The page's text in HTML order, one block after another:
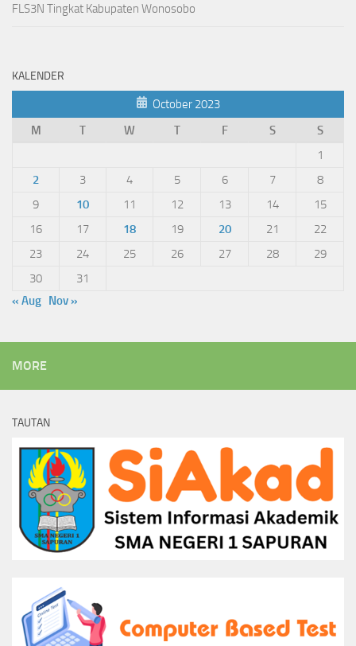
FLS3N Tingkat Kabupaten Wonosobo
KALENDER
October 2023
M
T W T F S
S
1
2
3 4 5 6 7
8
9
10 11 12 13 14
15
16
17 18 19 20 21
22
23
24 25 26 27 28
29
30
31
« Aug Nov »
MORE
TAUTAN